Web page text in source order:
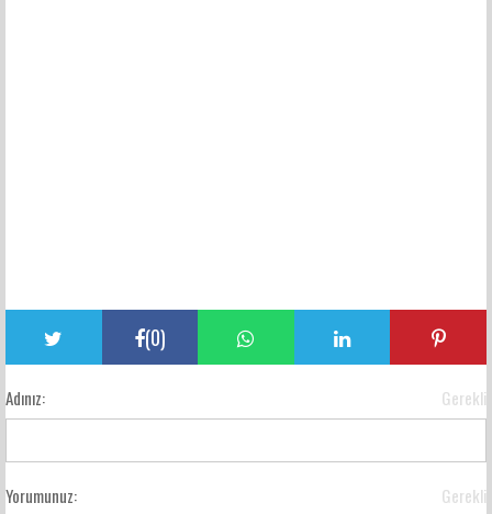
(0)
Adınız: Gerekli
Yorumunuz: Gerekli